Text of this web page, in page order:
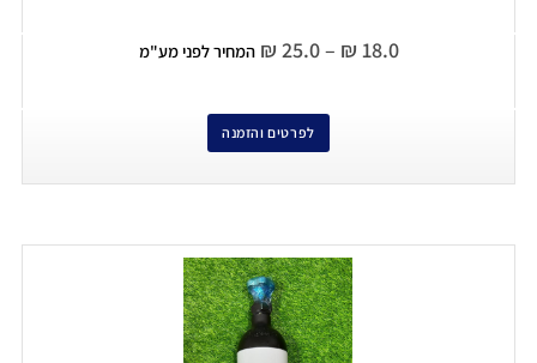
₪ 18.0
–
₪ 25.0 המחיר לפני מע"מ
לפרטים והזמנה